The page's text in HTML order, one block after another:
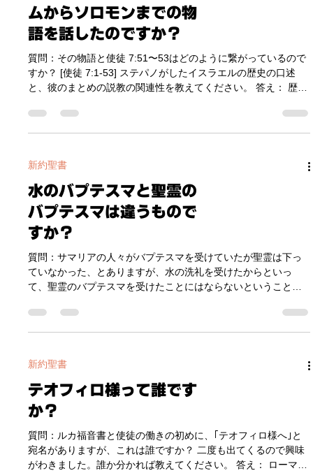
ません。そのため通常、神は人間を用いて働かれます。もしく
は人間の姿をした天使たちが用いられることもありますが、そ
れは人間の力をはるかに超えた事柄を実行するとか、人間に神
からのメッセージを伝えるだけの伝言者のような役割です。神
がイエスという姿の人間になられたのも、地上で変化をもたら
すことができるのは人間だけだったからです。パウロの目をい
やすときも、神はご自分の原則に従われ、アナニヤという人間
を用いられたということです。 ② パウロが回心したことの証
ステパノは、なぜアブラハ
ムからソロモンまでの物
語を話したのですか？
質問：その物語と使徒 7:51〜53はどのように繋がっているので
と、彼のまとめの説教の関連性を教えてください。 答え： 歴史
の昔から示されていたイエスのひな型と、ユダヤ人のかたくな
そうとしているという訴えに対して答えています。ですから、
することになります。 その中で、ステパノが強調しているの
は、ユダヤ人たちは、神が立てて遣わした人々を常に迫害して
拒絶してきたという歴史です。これを通してステパノは、ユダ
ヤ人がついにはイエスという神が立てて遣わした救い主さえも
拒絶して殺してしまったと責めているのです。さらにこの箇所
では、イスラエルの歴史で神に選ばれて遣わされた人物とイエ
スを重ねて語ることによって、今でも同じ過ちを繰り返してい
ると訴えています。 神に選ばれたアブラハムはこの地に入った
が、相続地は足の踏み場もないほどだった。すなわちアブラハ
新約聖書
水のバプテスマと聖霊の
バプテスマは違うもので
すか？
質問：サマリアの人々がバプテスマを受けていたが聖霊は下っ
て、聖霊のバプテスマを受けたことにはならないということで
しょうか？ [使徒 8:15-25] 自分の体験としては、確かに同時で
考え方をちゃんと知りたいです。 答え： 水のバプテスマと聖霊
いては、2,000年の教会歴史の中でさまざまな解釈や定義がされ
てきました。そのため、水のバプテスマを受けたと同時に聖霊
のバプテスマも受けたと信じる方々もいます。しかし私たち
は、この聖書の箇所などに基づいて、水のバプテスマと聖霊の
バプテスマは ｢別々の異なる体験である｣と信じています。 使徒
10:44- では、ペテロがコルネリオさんの家で福音を語っている
新約聖書
テオフィロ様って誰です
か？
質問：ルカ福音書と使徒の働きの初めに、｢テオフィロ様へ｣と